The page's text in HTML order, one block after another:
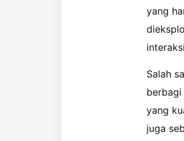
yang
Salah
yang
juga